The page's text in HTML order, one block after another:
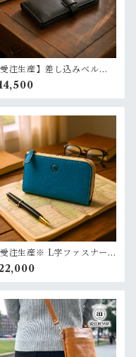
受注生産】差し込みベルト
布 たつのレザー ロン
ォレット スリムな長財
本革 選べるカラー イ
注生産※ L字ファスナー
グウォレット